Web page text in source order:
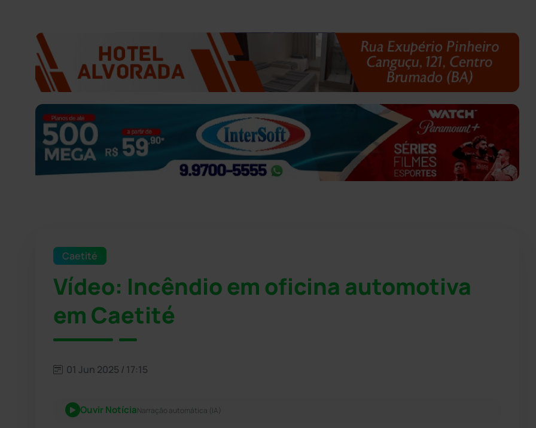
Caetité
Vídeo: Incêndio em oficina automotiva
em Caetité
01 Jun 2025 / 17:15
Ouvir NotíciaNarração automática (IA)